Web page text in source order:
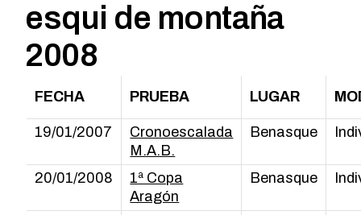
esqui de montaña
2008
FECHA PRUEBA LUGAR
19/01/2007
Cronoescalada
M.A.B.
Benasque
20/01/2008
1ª Copa
Aragón
Benasque